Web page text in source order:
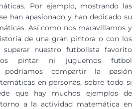
Por ejemplo, mostrando las
han apasionado y han dedicado su
Así como nos maravillamos y
de una gran pintora o con los
nuestro futbolista favorito
pintar ni juguemos futbol
podríamos compartir la pasión
en personas, sobre todo si
que hay muchos ejemplos de
a la actividad matemática en